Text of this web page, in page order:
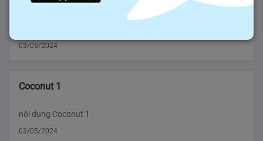
'Đánh rơi' tiền khi giá cà phê tăng kỷ lục Giá cà phê đang tăng
ở mức kỷ lục, nhưng nông dân quê tôi chưa thực sự được
đang ở m?
03/05/2024
Coconut 1
nội dung Coconut 1
03/05/2024